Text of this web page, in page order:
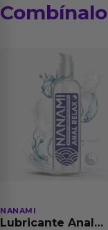
Combínalo
NANAMI
Lubricante Anal